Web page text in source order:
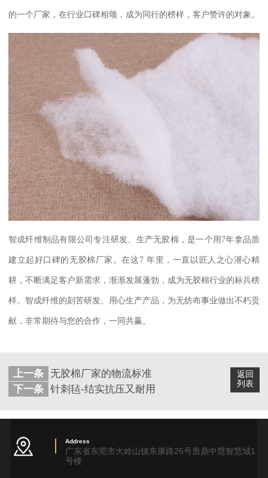
的一个厂家，在行业口碑相颂，成为同行的榜样，客户赞许的对象。
智成纤维制品有限公司专注研发、生产无胶棉，是一个用 7年拿品质
建立起好口碑的无胶棉厂家。在这7 年里，一直以匠人之心潜心精
耕，不断满足客户新需求，渐渐发展蓬勃，成为无胶棉行业的标兵榜
样。智成纤维的刻苦研发、用心生产产品，为无纺布事业做出不朽贡
献，非常期待与您的合作，一同共赢。
返回
列表
上一条
无胶棉厂家的物流标准
下一条 针刺毡-结实抗压又耐用
Address
广东省东莞市大岭山镇东康路26号质鼎中慧智慧城1
号楼